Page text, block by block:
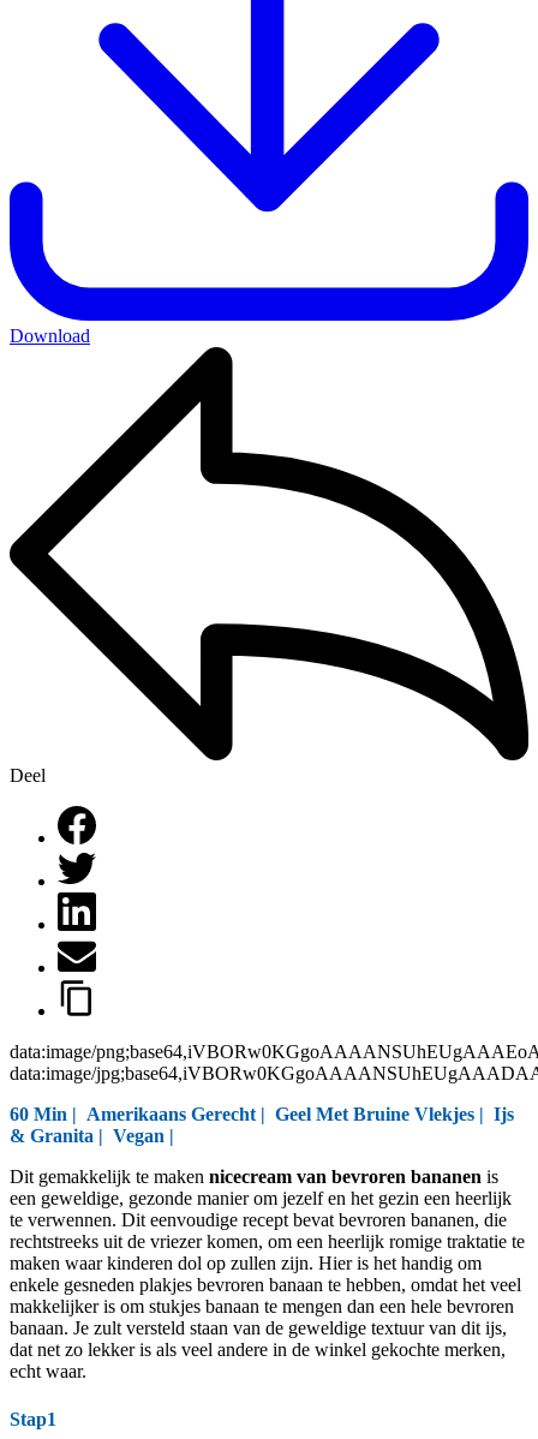
Download
Deel
data:image/
data:image/
60 Min | Amerikaans Gerecht | Geel Met Bruine Vlekjes | Ijs
& Granita | Vegan |
Dit gemakkelijk te maken nicecream van bevroren bananen is
een geweldige, gezonde manier om jezelf en het gezin een heerlijk
te verwennen. Dit eenvoudige recept bevat bevroren bananen, die
rechtstreeks uit de vriezer komen, om een heerlijk romige traktatie te
maken waar kinderen dol op zullen zijn. Hier is het handig om
enkele gesneden plakjes bevroren banaan te hebben, omdat het veel
makkelijker is om stukjes banaan te mengen dan een hele bevroren
banaan. Je zult versteld staan van de geweldige textuur van dit ijs,
dat net zo lekker is als veel andere in de winkel gekochte merken,
echt waar.
Stap1